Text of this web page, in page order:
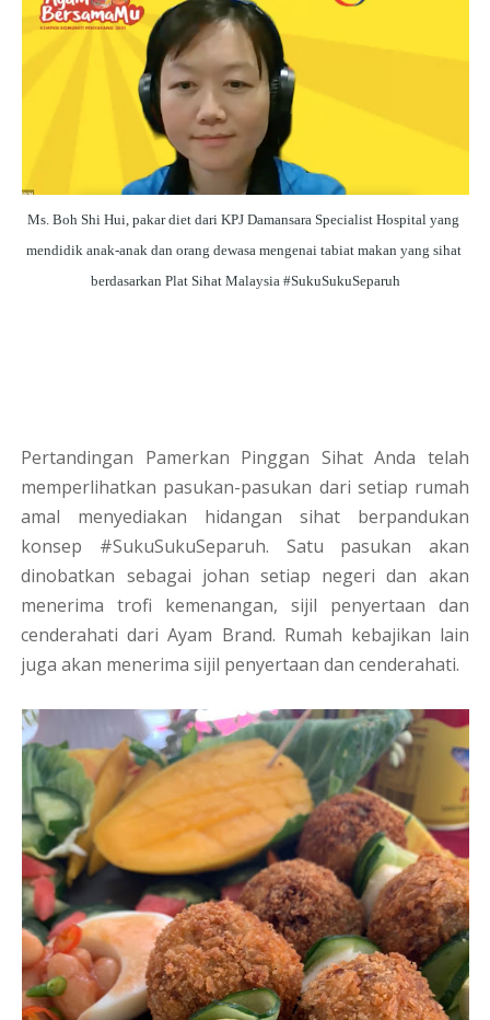
Ms. Boh Shi Hui, pakar diet dari KPJ Damansara Specialist Hospital yang
mendidik anak-anak dan orang dewasa mengenai tabiat makan yang sihat
berdasarkan Plat Sihat Malaysia #SukuSukuSeparuh
Pertandingan Pamerkan Pinggan Sihat Anda telah
memperlihatkan pasukan-pasukan dari setiap rumah
amal menyediakan hidangan sihat berpandukan
konsep #SukuSukuSeparuh. Satu pasukan akan
dinobatkan sebagai johan setiap negeri dan akan
menerima trofi kemenangan, sijil penyertaan dan
cenderahati dari Ayam Brand. Rumah kebajikan lain
juga akan menerima sijil penyertaan dan cenderahati.